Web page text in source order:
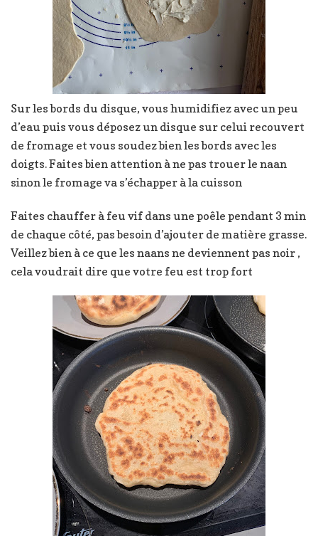
Sur les bords du disque, vous humidifiez avec un peu
d’eau puis vous déposez un disque sur celui recouvert
de fromage et vous soudez bien les bords avec les
doigts. Faites bien attention à ne pas trouer le naan
sinon le fromage va s’échapper à la cuisson
Faites chauffer à feu vif dans une poêle pendant 3 min
de chaque côté, pas besoin d’ajouter de matière grasse.
Veillez bien à ce que les naans ne deviennent pas noir ,
cela voudrait dire que votre feu est trop fort